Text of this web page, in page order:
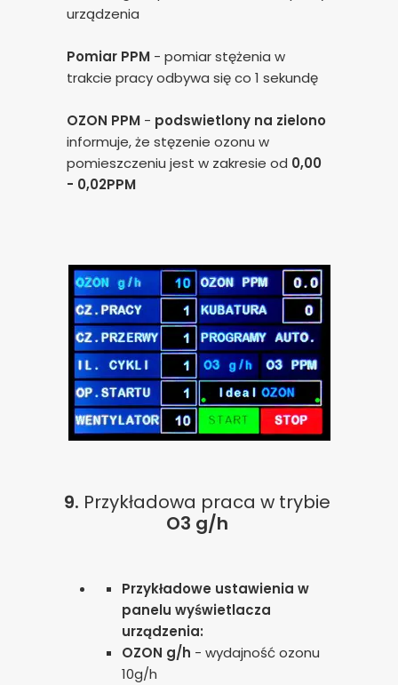
urządzenia
Pomiar PPM - pomiar stężenia w
trakcie pracy odbywa się co 1 sekundę
OZON PPM - podswietlony na zielono
informuje, że stęzenie ozonu w
pomieszczeniu jest w zakresie od 0,00
- 0,02PPM
9. Przykładowa praca w trybie
O3 g/h
Przykładowe ustawienia w
panelu wyświetlacza
urządzenia:
OZON g/h - wydajność ozonu
10g/h
poprawy działania serwisu, personalizacji treści, oraz
Dostosuj Zezwól na wszystkie